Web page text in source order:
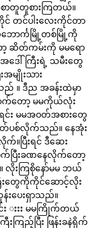
စာတူတူစားကြတယ်။
တင်ပါးလေးကိုင်တာ
ောင်္ကမြို့တစ်မြို့ကို
ဆိတ်ကမ်းကို မမရော
ဒေါ်ကြီးရဲ့ သမီးတွေ
မျိုးသား
ည် ။ ဒီည အခန်းထဲမှာ
က်တော့ မမကိုယ်လုံး
င်း မမအဝတ်အစားတွေ
တ်ပစ်လိုက်သည်။ နေအုံး
က်။ပြီးရင် ဒီဆေး
က်ပြီးခဏနေလိုက်တော့
းကြစိုနော်မမ ဘယ်
ြီးတွေကိုကိုင်ဆောင့်လိုး
ပေးရှာသည်။
င်း းးး မမကြိုက်တယ်
းကြည့်ပြီး ဖြန်းခနဲရိုက်